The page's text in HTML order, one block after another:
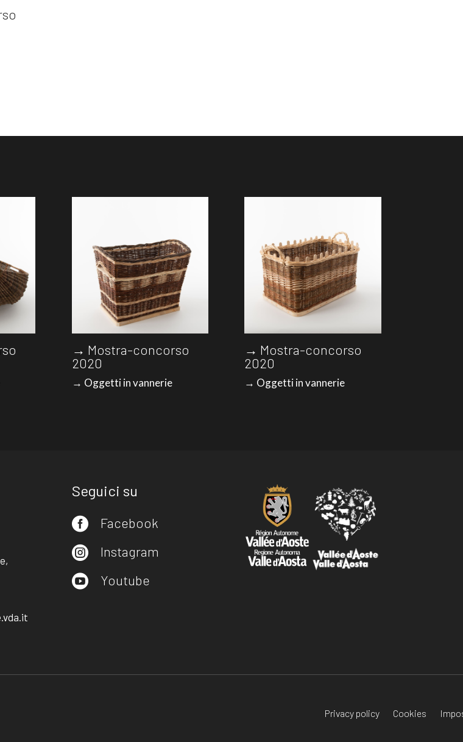
→ Mostra-concorso
2020
→ Oggetti in vannerie
→ Mostra-concorso
2020
→ Oggetti in vannerie
Seguici su
 Facebook
 Instagram
 Youtube
Privacy policy Cookies